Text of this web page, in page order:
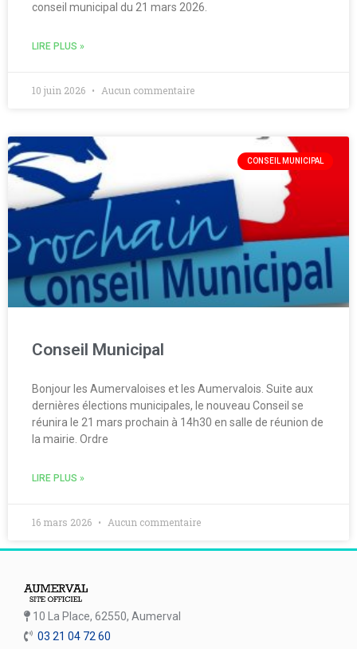
conseil municipal du 21 mars 2026.
LIRE PLUS »
10 juin 2026 Aucun commentaire
CONSEIL MUNICIPAL
Conseil Municipal
Bonjour les Aumervaloises et les Aumervalois. Suite aux
dernières élections municipales, le nouveau Conseil se
réunira le 21 mars prochain à 14h30 en salle de réunion de
la mairie. Ordre
LIRE PLUS »
16 mars 2026 Aucun commentaire
10 La Place, 62550, Aumerval
03 21 04 72 60